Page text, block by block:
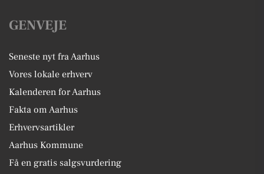
GENVEJE
Seneste nyt fra Aarhus
Vores lokale erhverv
Kalenderen for Aarhus
Fakta om Aarhus
Erhvervsartikler
Aarhus Kommune
Få en gratis salgsvurdering